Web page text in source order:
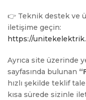
👉 Teknik destek ve
iletişime geçin:
https://
Ayrıca site üzerinde
sayfasında bulunan
hızlı şekilde teklif
kısa sürede sizinle